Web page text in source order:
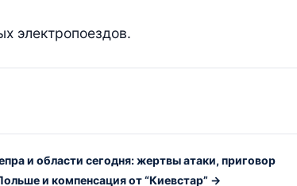
электропоездов.
и области сегодня: жертвы атаки, приговор
и компенсация от “Киевстар” →